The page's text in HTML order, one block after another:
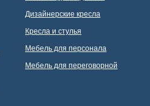
Дизайнерские кресла
Кресла и стулья
Мебель для персонала
Мебель для переговорной